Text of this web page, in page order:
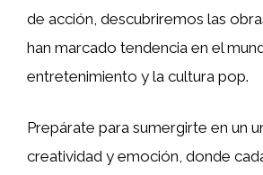
de acción, descubriremos las
han marcado tendencia en el
entretenimiento y la cultura pop.
Prepárate para sumergirte en un
creatividad y emoción, donde